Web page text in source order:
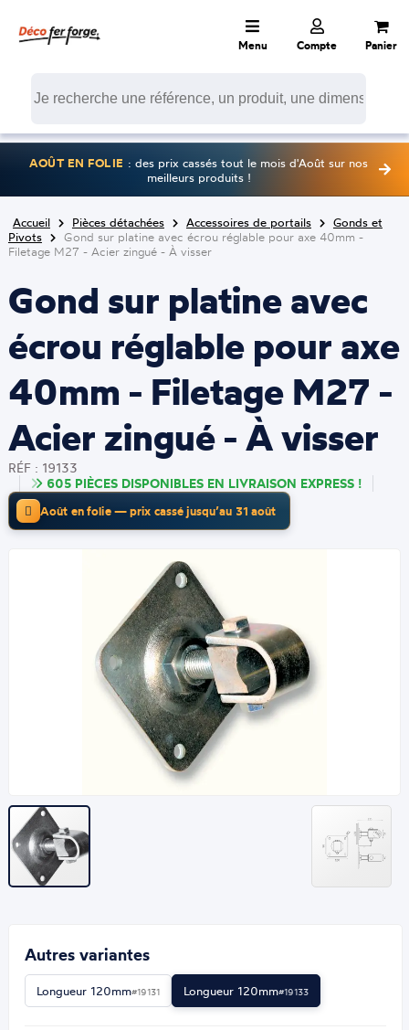
Menu Compte Panier
AOÛT EN FOLIE : des prix cassés tout le mois d'Août sur nos
meilleurs produits !
Accueil Pièces détachées Accessoires de portails
Gonds et
Pivots
Gond sur platine avec écrou réglable pour axe 40mm -
Filetage M27 - Acier zingué - À visser
Gond sur platine avec
écrou réglable pour axe
40mm - Filetage M27 -
Acier zingué - À visser
RÉF : 19133
605 PIÈCES DISPONIBLES EN LIVRAISON EXPRESS !
Août en folie — prix cassé jusqu’au 31 août
Autres variantes
Longueur 120mm#19131 Longueur 120mm#19133